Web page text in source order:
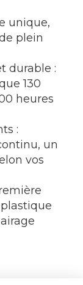
unique,
plein
durable :
130
heures
:
un
vos